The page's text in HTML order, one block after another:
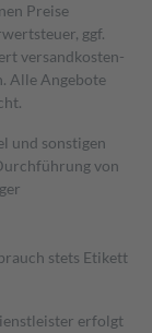
Preise
ggf.
versand­kosten­
Alle Angebote
und sonstigen
von
stets Etikett
erfolgt